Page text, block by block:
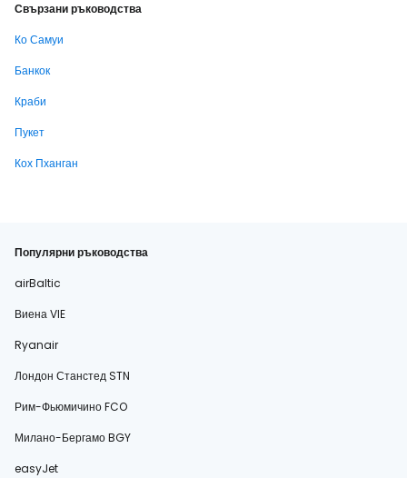
Свързани ръководства
Ко Самуи
Банкок
Краби
Пукет
Кох Пханган
Популярни ръководства
airBaltic
Виена VIE
Ryanair
Лондон Станстед STN
Рим-Фьюмичино FCO
Милано-Бергамо BGY
easyJet